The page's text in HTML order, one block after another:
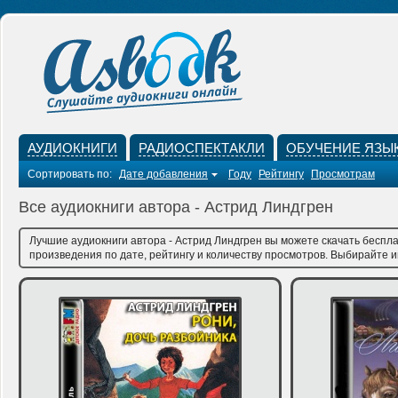
АУДИОКНИГИ РАДИОСПЕКТАКЛИ ОБУЧЕНИЕ
Сортировать по: Дате добавления Году Рейтингу Просмотрам
Все аудиокниги автора - Астрид Линдгрен
Лучшие аудиокниги автора - Астрид Линдгрен вы можете скачать
произведения по дате, рейтингу и количеству просмотров. Выбирайте